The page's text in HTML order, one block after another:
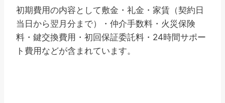
初期費用の内容として敷金・礼金・家賃（契約日
当日から翌月分まで）・仲介手数料・火災保険
料・鍵交換費用・初回保証委託料・24時間サポー
ト費用などが含まれています。